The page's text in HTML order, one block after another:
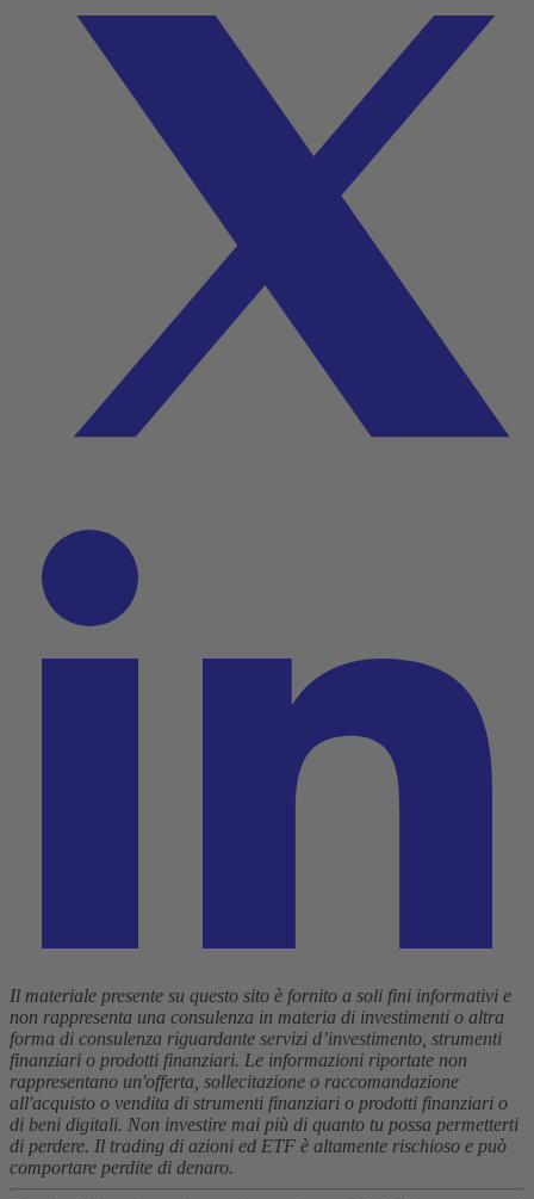
Il materiale presente su questo sito è fornito a soli fini informativi e
non rappresenta una consulenza in materia di investimenti o altra
forma di consulenza riguardante servizi d’investimento, strumenti
finanziari o prodotti finanziari. Le informazioni riportate non
rappresentano un'offerta, sollecitazione o raccomandazione
all'acquisto o vendita di strumenti finanziari o prodotti finanziari o
di beni digitali. Non investire mai più di quanto tu possa permetterti
di perdere. Il trading di azioni ed ETF è altamente rischioso e può
comportare perdite di denaro.